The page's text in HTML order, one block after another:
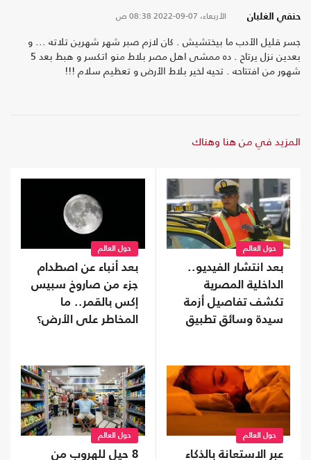
حنفي الغلبان الأربعاء، 07-09-2022 08:38 ص
جسر قليل الأدب ما بيختشيش . كان لازم صبر شهر شهرين تلاته ... و
بعدين نزل يرتاح . ده ممشى اهل مصر بلاط منو اتكسر و هبط بعد 5
شهور من افتتاحه . تحيه لخير بلاط الأرض و تعظيم سلام !!!
المزيد في من هنا وهناك
حول العالم
بعد انتشار الفيديو..
الداخلية المصرية
تكشف تفاصيل أزمة
سيدة وسائق تطبيق
حول العالم
بعد أنباء عن اصطدام
جزء من صاروخ سبيس
إكس بالقمر.. ما
المخاطر على الأرض؟
حول العالم
عبر الاستعانة بالذكاء
حول العالم
8 حيل للهروب من